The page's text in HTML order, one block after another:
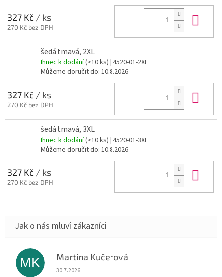
327 Kč / ks
270 Kč bez DPH
šedá tmavá, 2XL
Ihned k dodání(>10 ks) | 4520-01-2XL
Můžeme doručit do: 10.8.2026
327 Kč / ks
270 Kč bez DPH
šedá tmavá, 3XL
Ihned k dodání(>10 ks) | 4520-01-3XL
Můžeme doručit do: 10.8.2026
327 Kč / ks
270 Kč bez DPH
MK Martina Kučerová
Hodnocení obchodu je 5 z 5 hvězdiček.
30.7.2026